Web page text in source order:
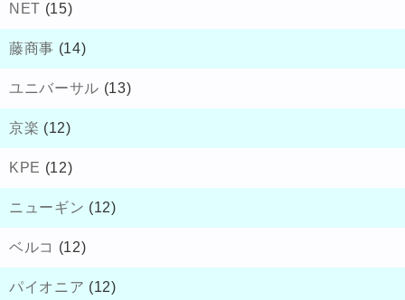
NET (15)
藤商事 (14)
ユニバーサル (13)
京楽 (12)
KPE (12)
ニューギン (12)
ベルコ (12)
パイオニア (12)